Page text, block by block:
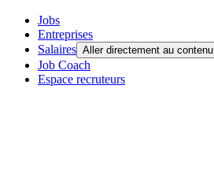
Jobs
Entreprises
Salaires Aller directement au contenu
Job Coach
Espace recruteurs